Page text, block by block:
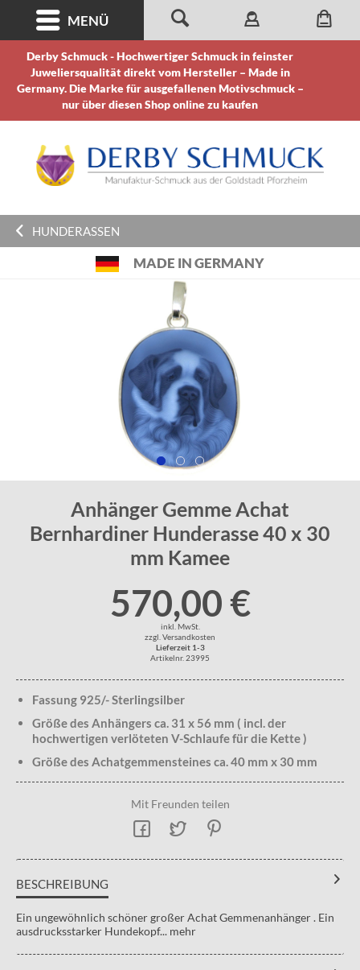
Derby Schmuck - Hochwertiger Schmuck in feinster
Juweliersqualität direkt vom Hersteller – Made in
Germany. Die Marke für ausgefallenen Motivschmuck –
nur über diesen Shop online zu kaufen
MENÜ
HUNDERASSEN
MADE IN GERMANY
Anhänger Gemme Achat
Bernhardiner Hunderasse 40 x 30
mm Kamee
570,00 €
inkl. MwSt.
zzgl. Versandkosten
Lieferzeit 1-3
Artikelnr. 23995
Fassung 925/- Sterlingsilber
Größe des Anhängers ca. 31 x 56 mm ( incl. der
hochwertigen verlöteten V-Schlaufe für die Kette )
Größe des Achatgemmensteines ca. 40 mm x 30 mm
Mit Freunden teilen
BESCHREIBUNG
Ein ungewöhnlich schöner großer Achat Gemmenanhänger . Ein
ausdrucksstarker Hundekopf... mehr